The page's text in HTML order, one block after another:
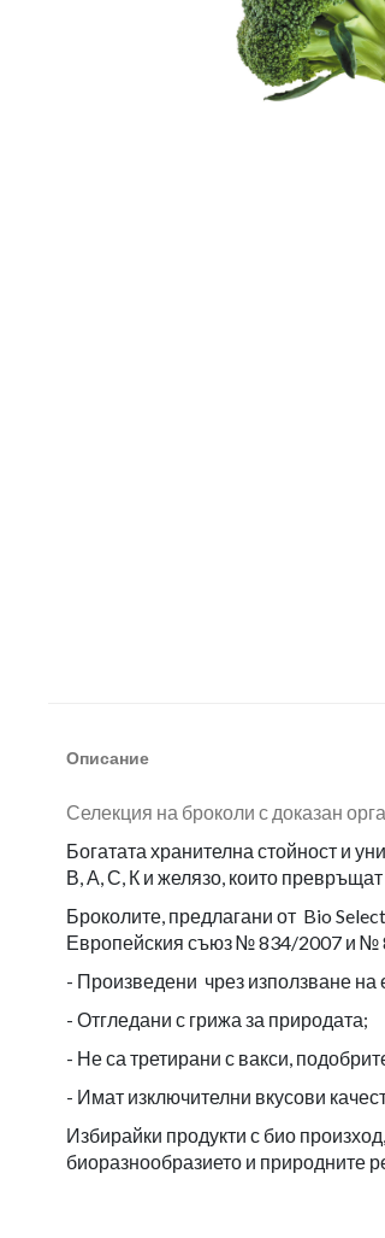
Описание
Селекция на броколи с доказан
Богатата хранителна стойност и
В, А, С, К и желязо, които
Броколите, предлагани от Bio
Европейския съюз № 834/2007 и №
- Произведени чрез използване на
- Отгледани с грижа за природата;
- Не са третирани с вакси,
- Имат изключителни вкусови
Избирайки продукти с био
биоразнообразието и природните